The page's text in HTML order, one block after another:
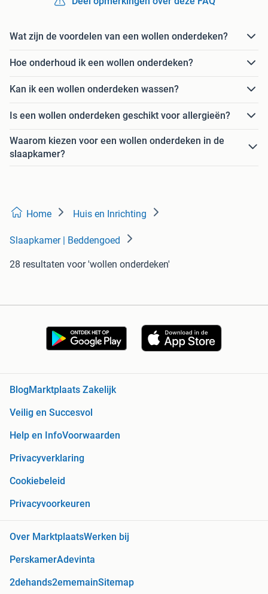
Wat zijn de voordelen van een wollen onderdeken?
Hoe onderhoud ik een wollen onderdeken?
Kan ik een wollen onderdeken wassen?
Is een wollen onderdeken geschikt voor allergieën?
Waarom kiezen voor een wollen onderdeken in de
slaapkamer?
Home Huis en Inrichting
Slaapkamer | Beddengoed
28 resultaten voor 'wollen onderdeken'
BlogMarktplaats Zakelijk
Veilig en Succesvol
Help en InfoVoorwaarden
Privacyverklaring
Cookiebeleid
Privacyvoorkeuren
Over MarktplaatsWerken bij
PerskamerAdevinta
2dehands2ememainSitemap